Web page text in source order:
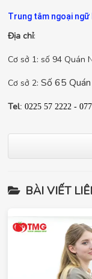
Trung tâm ngoại ngữ
Địa chỉ:
Cơ sở 1: số 94 Quán
Cơ sở 2: Số 65 Quán
Tel: 0225 57 2222 -
BÀI VIẾT